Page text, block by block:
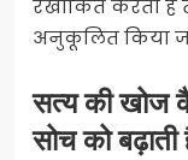
रेखांकित करता है
अनुकूलित किया
सत्य की खोज
सोच को बढ़ाती